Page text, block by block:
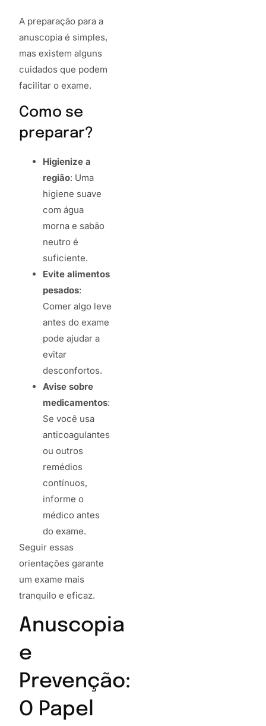
A preparação para a
anuscopia é simples,
mas existem alguns
cuidados que podem
facilitar o exame.
Como se
preparar?
Higienize a
região: Uma
higiene suave
com água
morna e sabão
neutro é
suficiente.
Evite alimentos
pesados:
Comer algo leve
antes do exame
pode ajudar a
evitar
desconfortos.
Avise sobre
medicamentos:
Se você usa
anticoagulantes
ou outros
remédios
contínuos,
informe o
médico antes
do exame.
Seguir essas
orientações garante
um exame mais
tranquilo e eficaz.
Anuscopia
e
Prevenção:
O Papel